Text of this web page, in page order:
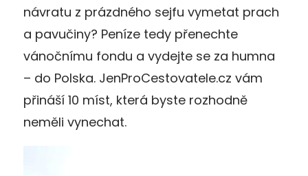
návratu z prázdného sejfu vymetat prach
a pavučiny? Peníze tedy přenechte
vánočnímu fondu a vydejte se za humna
– do Polska. JenProCestovatele.cz vám
přináší 10 míst, která byste rozhodně
neměli vynechat.